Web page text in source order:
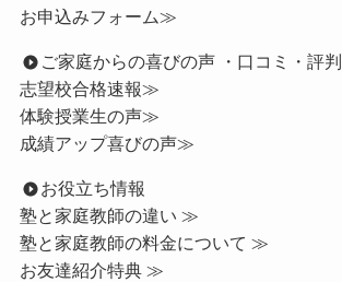
お申込みフォーム≫
ご家庭からの喜びの声 ・口コミ・評判
志望校合格速報≫
体験授業生の声≫
成績アップ喜びの声≫
お役立ち情報
塾と家庭教師の違い ≫
塾と家庭教師の料金について ≫
お友達紹介特典 ≫